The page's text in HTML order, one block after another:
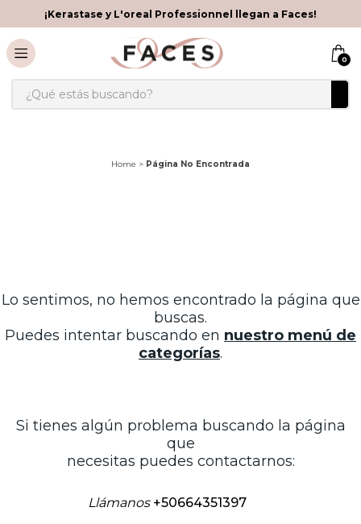
¡Kerastase y L'oreal Professionnel llegan a Faces!
0
¿Qué estás buscando?
Home > Página No Encontrada
Lo sentimos, no hemos encontrado la página que
buscas.
Puedes intentar buscando en nuestro menú de
categorías.
Si tienes algún problema buscando la página
que
necesitas puedes contactarnos:
Llámanos +50664351397